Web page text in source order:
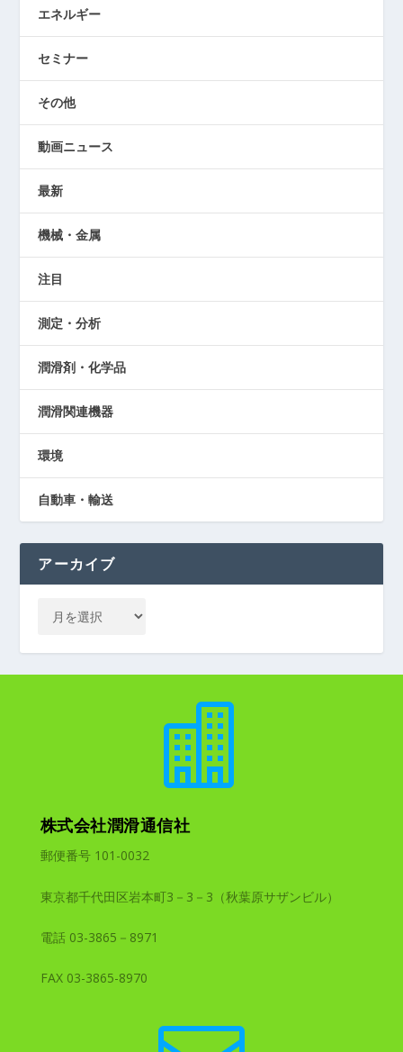
エネルギー
セミナー
その他
動画ニュース
最新
機械・金属
注目
測定・分析
潤滑剤・化学品
潤滑関連機器
環境
自動車・輸送
アーカイブ

株式会社潤滑通信社
郵便番号 101-0032
東京都千代田区岩本町3－3－3（秋葉原サザンビル）
電話 03-3865－8971
FAX 03-3865-8970